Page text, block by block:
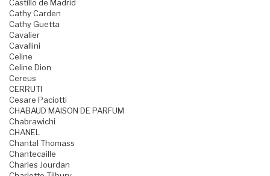
Castillo de Madrid
Cathy Carden
Cathy Guetta
Cavalier
Cavallini
Celine
Celine Dion
Cereus
CERRUTI
Cesare Paciotti
CHABAUD MAISON DE PARFUM
Chabrawichi
CHANEL
Chantal Thomass
Chantecaille
Charles Jourdan